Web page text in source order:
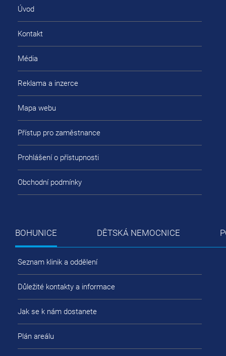
Úvod
Kontakt
Média
Reklama a inzerce
Mapa webu
Přístup pro zaměstnance
Prohlášení o přístupnosti
Obchodní podmínky
BOHUNICE DĚTSKÁ NEMOCNICE
Seznam klinik a oddělení
Důležité kontakty a informace
Jak se k nám dostanete
Plán areálu